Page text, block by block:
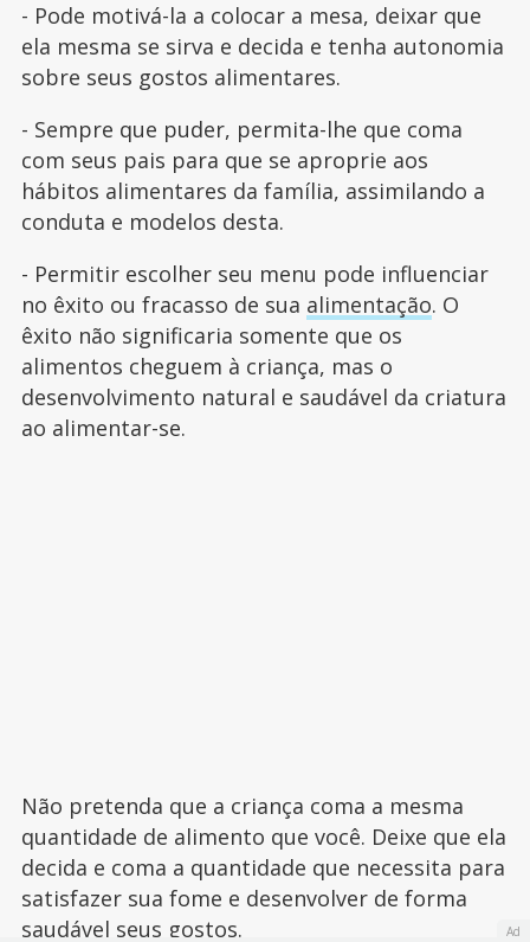
- Pode motivá-la a colocar a mesa, deixar que
ela mesma se sirva e decida e tenha autonomia
sobre seus gostos alimentares.
- Sempre que puder, permita-lhe que coma
com seus pais para que se aproprie aos
hábitos alimentares da família, assimilando a
conduta e modelos desta.
- Permitir escolher seu menu pode influenciar
no êxito ou fracasso de sua alimentação. O
êxito não significaria somente que os
alimentos cheguem à criança, mas o
desenvolvimento natural e saudável da criatura
ao alimentar-se.
Não pretenda que a criança coma a mesma
quantidade de alimento que você. Deixe que ela
decida e coma a quantidade que necessita para
satisfazer sua fome e desenvolver de forma
saudável seus gostos.
Ad